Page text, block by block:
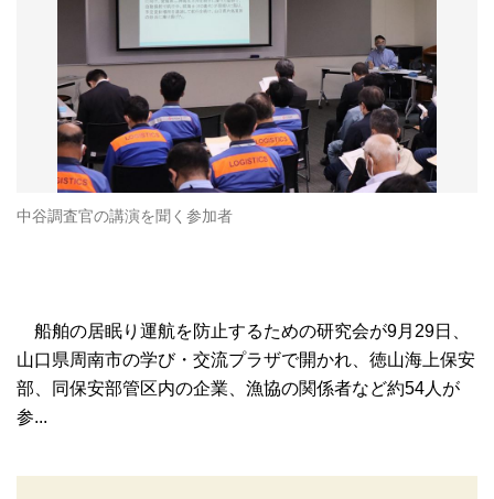
中谷調査官の講演を聞く参加者
船舶の居眠り運航を防止するための研究会が9月29日、
山口県周南市の学び・交流プラザで開かれ、徳山海上保安
部、同保安部管区内の企業、漁協の関係者など約54人が
参...